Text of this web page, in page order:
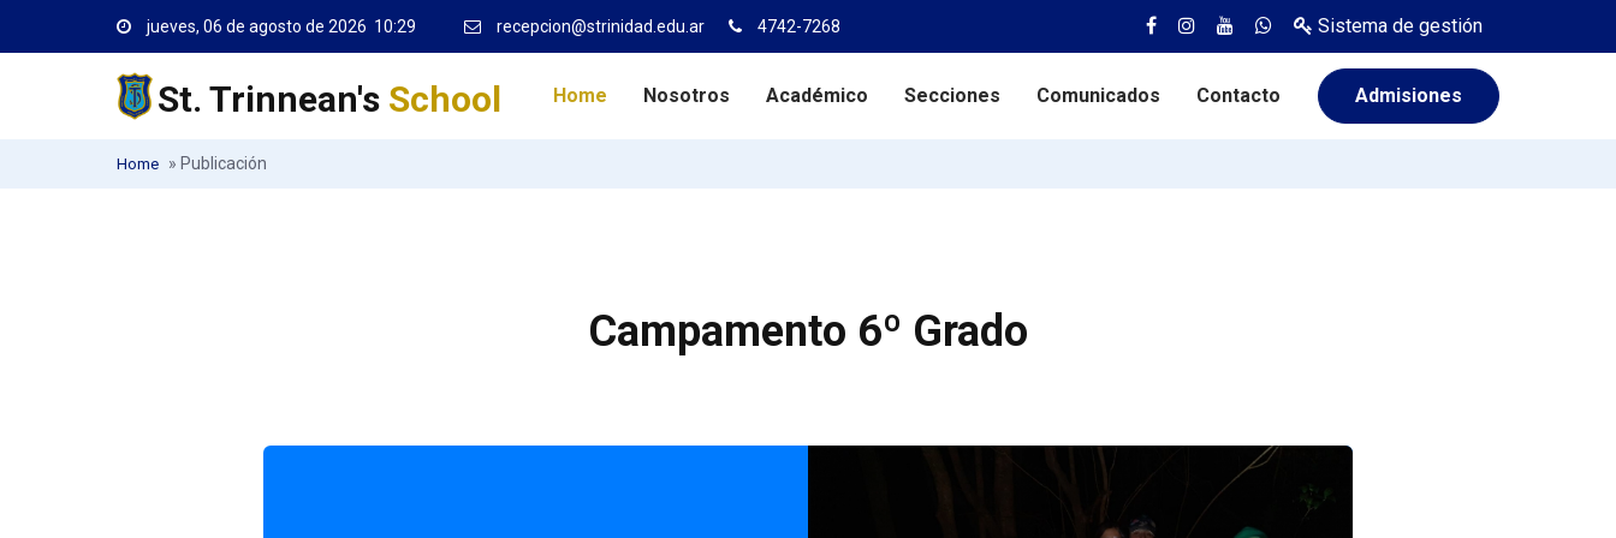
jueves, 06 de agosto de 2026 10:29 recepcion@strinidad.edu.ar 4742-7268 Sistema de gestión
St. Trinnean's School Home Nosotros Académico Secciones Comunicados Contacto Admisiones
Home » Publicación
Campamento 6º Grado